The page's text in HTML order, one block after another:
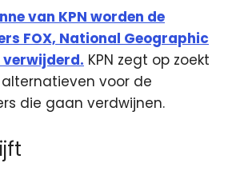
van KPN worden de
FOX, National Geographic
verwijderd. KPN zegt op zoekt
voor de
die gaan verdwijnen.